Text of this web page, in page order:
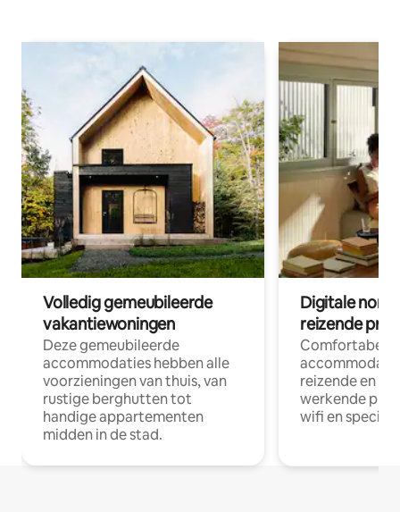
Volledig gemeubileerde
vakantiewoningen
Deze gemeubileerde
accommodaties hebben alle
voorzieningen van thuis, van
rustige berghutten tot
handige appartementen
midden in de stad.
Digitale
reizende
Comfortabele
reizende en
werkende
wifi en